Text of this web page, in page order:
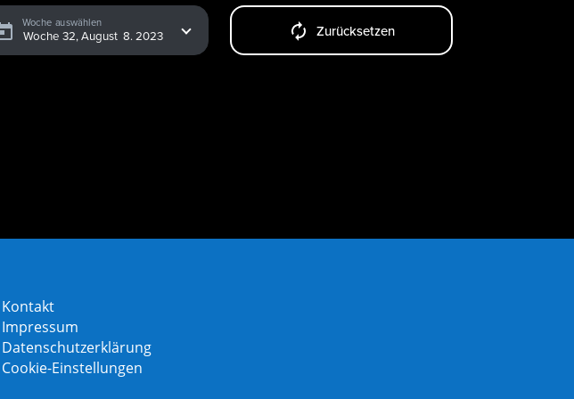
Woche auswählen
Zurücksetzen
Kontakt
Impressum
Datenschutzerklärung
Cookie-Einstellungen